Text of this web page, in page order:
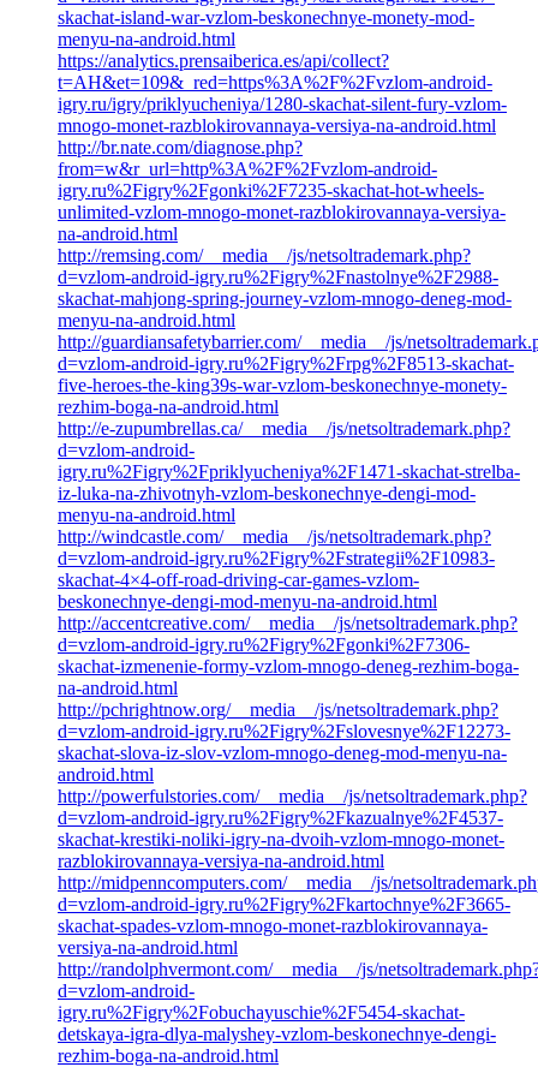
skachat-island-war-vzlom-beskonechnye-monety-mod-
menyu-na-android.html
https://analytics.prensaiberica.es/api/collect?
t=AH&et=109&_red=https%3A%2F%2Fvzlom-android-
igry.ru/igry/priklyucheniya/1280-skachat-silent-fury-vzlom-
mnogo-monet-razblokirovannaya-versiya-na-android.html
http://br.nate.com/diagnose.php?
from=w&r_url=http%3A%2F%2Fvzlom-android-
igry.ru%2Figry%2Fgonki%2F7235-skachat-hot-wheels-
unlimited-vzlom-mnogo-monet-razblokirovannaya-versiya-
na-android.html
http://remsing.com/__media__/js/netsoltrademark.php?
d=vzlom-android-igry.ru%2Figry%2Fnastolnye%2F2988-
skachat-mahjong-spring-journey-vzlom-mnogo-deneg-mod-
menyu-na-android.html
http://guardiansafetybarrier.com/__media__/js/
d=vzlom-android-igry.ru%2Figry%2Frpg%2F8513-skachat-
five-heroes-the-king39s-war-vzlom-beskonechnye-monety-
rezhim-boga-na-android.html
http://e-zupumbrellas.ca/__media__/js/netsoltrademark.php?
d=vzlom-android-
igry.ru%2Figry%2Fpriklyucheniya%2F1471-skachat-strelba-
iz-luka-na-zhivotnyh-vzlom-beskonechnye-dengi-mod-
menyu-na-android.html
http://windcastle.com/__media__/js/netsoltrademark.php?
d=vzlom-android-igry.ru%2Figry%2Fstrategii%2F10983-
skachat-4×4-off-road-driving-car-games-vzlom-
beskonechnye-dengi-mod-menyu-na-android.html
http://accentcreative.com/__media__/js/netsoltrademark.php?
d=vzlom-android-igry.ru%2Figry%2Fgonki%2F7306-
skachat-izmenenie-formy-vzlom-mnogo-deneg-rezhim-boga-
na-android.html
http://pchrightnow.org/__media__/js/netsoltrademark.php?
d=vzlom-android-igry.ru%2Figry%2Fslovesnye%2F12273-
skachat-slova-iz-slov-vzlom-mnogo-deneg-mod-menyu-na-
android.html
http://powerfulstories.com/__media__/js/netsoltrademark.php?
d=vzlom-android-igry.ru%2Figry%2Fkazualnye%2F4537-
skachat-krestiki-noliki-igry-na-dvoih-vzlom-mnogo-monet-
razblokirovannaya-versiya-na-android.html
http://midpenncomputers.com/__media__/js/
d=vzlom-android-igry.ru%2Figry%2Fkartochnye%2F3665-
skachat-spades-vzlom-mnogo-monet-razblokirovannaya-
versiya-na-android.html
http://randolphvermont.com/__media__/js/
d=vzlom-android-
igry.ru%2Figry%2Fobuchayuschie%2F5454-skachat-
detskaya-igra-dlya-malyshey-vzlom-beskonechnye-dengi-
rezhim-boga-na-android.html